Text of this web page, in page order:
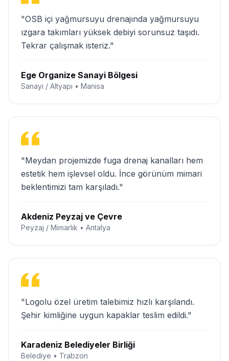
"OSB içi yağmursuyu drenajında yağmursuyu
ızgara takımları yüksek debiyi sorunsuz taşıdı.
Tekrar çalışmak isteriz."
Ege Organize Sanayi Bölgesi
Sanayi / Altyapı • Manisa
"Meydan projemizde fuga drenaj kanalları hem
estetik hem işlevsel oldu. İnce görünüm mimari
beklentimizi tam karşıladı."
Akdeniz Peyzaj ve Çevre
Peyzaj / Mimarlık • Antalya
"Logolu özel üretim talebimiz hızlı karşılandı.
Şehir kimliğine uygun kapaklar teslim edildi."
Karadeniz Belediyeler Birliği
Belediye • Trabzon